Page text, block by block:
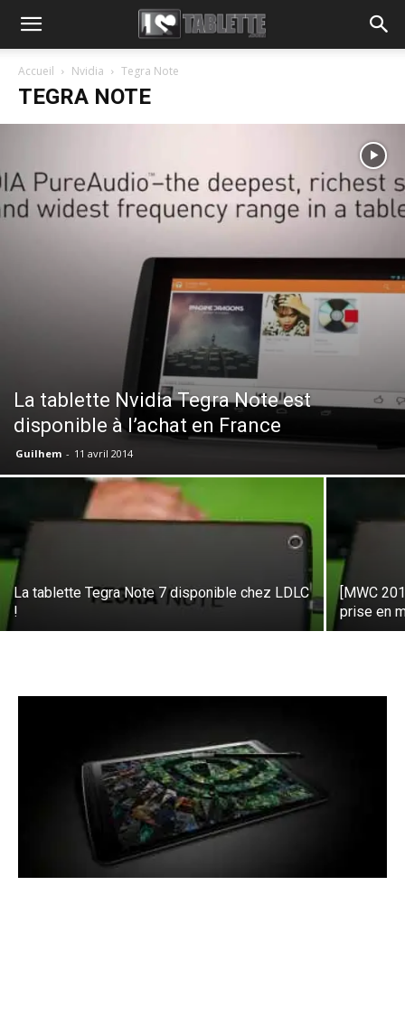
Accueil Nvidia Tegra Note
TEGRA NOTE
La tablette Nvidia Tegra Note est
disponible à l’achat en France
Guilhem - 11 avril 2014
La tablette Tegra Note 7 disponible chez LDLC
!
[MWC
prise en